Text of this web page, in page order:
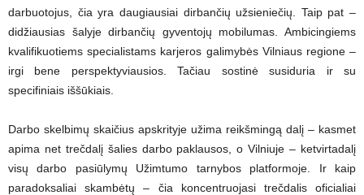
darbuotojus, čia yra daugiausiai dirbančių užsieniečių. Taip pat –
didžiausias šalyje dirbančių gyventojų mobilumas. Ambicingiems
kvalifikuotiems specialistams karjeros galimybės Vilniaus regione –
irgi bene perspektyviausios. Tačiau sostinė susiduria ir su
specifiniais iššūkiais.
Darbo skelbimų skaičius apskrityje užima reikšmingą dalį – kasmet
apima net trečdalį šalies darbo paklausos, o Vilniuje – ketvirtadalį
visų darbo pasiūlymų Užimtumo tarnybos platformoje. Ir kaip
paradoksaliai skambėtų – čia koncentruojasi trečdalis oficialiai